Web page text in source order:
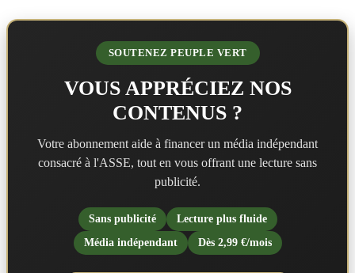
SOUTENEZ PEUPLE VERT
VOUS APPRÉCIEZ NOS
CONTENUS ?
Votre abonnement aide à financer un média indépendant
consacré à l'ASSE, tout en vous offrant une lecture sans
publicité.
Sans publicité
Lecture plus fluide
Média indépendant
Dès 2,99 €/mois